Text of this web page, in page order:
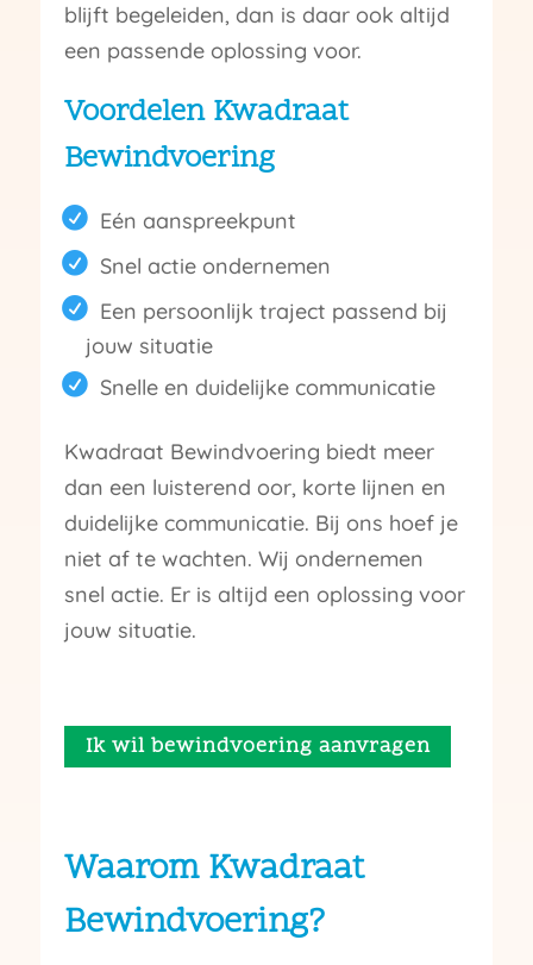
blijft begeleiden, dan is daar ook altijd
een passende oplossing voor.
Voordelen Kwadraat
Bewindvoering
Eén aanspreekpunt
Snel actie ondernemen
Een persoonlijk traject passend bij
jouw situatie
Snelle en duidelijke communicatie
Kwadraat Bewindvoering biedt meer
dan een luisterend oor, korte lijnen en
duidelijke communicatie. Bij ons hoef je
niet af te wachten. Wij ondernemen
snel actie. Er is altijd een oplossing voor
jouw situatie.
Ik wil bewindvoering aanvragen
Waarom Kwadraat
Bewindvoering?